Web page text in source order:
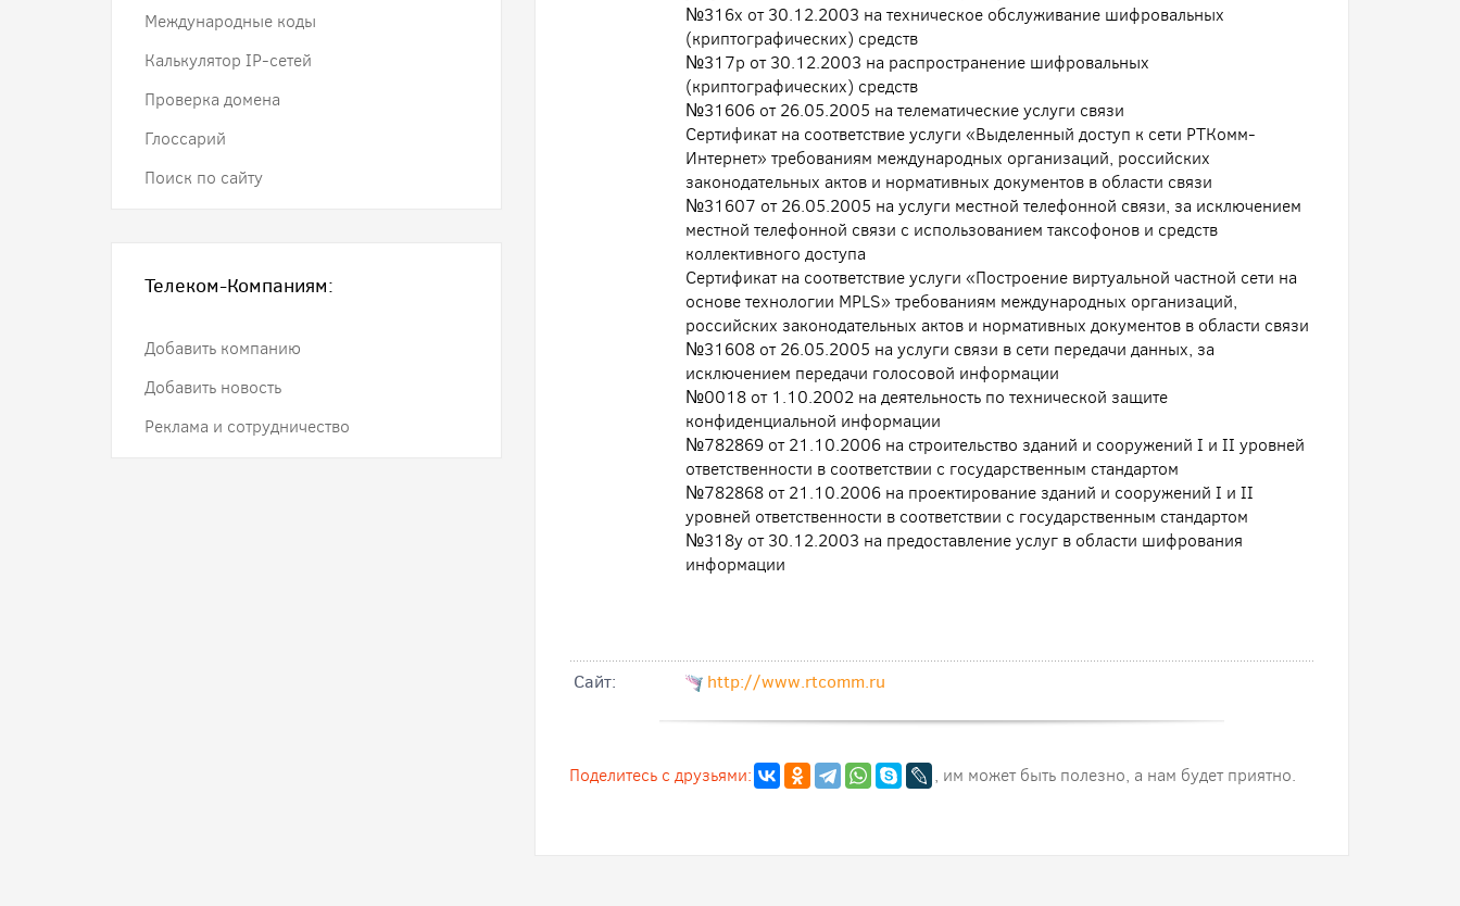
№316х от 30.12.2003 на техническое обслуживание шифровальных
(криптографических) средств
№317р от 30.12.2003 на распространение шифровальных
(криптографических) средств
№31606 от 26.05.2005 на телематические услуги связи
Сертификат на соответствие услуги «Выделенный доступ к сети РТКомм-
Интернет» требованиям международных организаций, российских
законодательных актов и нормативных документов в области связи
№31607 от 26.05.2005 на услуги местной телефонной связи, за исключением
местной телефонной связи с использованием таксофонов и средств
коллективного доступа
Сертификат на соответствие услуги «Построение виртуальной частной сети на
основе технологии MPLS» требованиям международных организаций,
российских законодательных актов и нормативных документов в области связи
№31608 от 26.05.2005 на услуги связи в сети передачи данных, за
исключением передачи голосовой информации
№0018 от 1.10.2002 на деятельность по технической защите
конфиденциальной информации
№782869 от 21.10.2006 на строительство зданий и сооружений I и II уровней
ответственности в соответствии с государственным стандартом
№782868 от 21.10.2006 на проектирование зданий и сооружений I и II
уровней ответственности в соответствии с государственным стандартом
№318у от 30.12.2003 на предоставление услуг в области шифрования
информации
Cайт: http://www.rtcomm.ru
Поделитесь с друзьями: , им может быть полезно, а нам будет приятно.
Международные коды
Калькулятор IP-сетей
Проверка домена
Глоссарий
Поиск по сайту
Телеком-Компаниям:
Добавить компанию
Добавить новость
Реклама и сотрудничество